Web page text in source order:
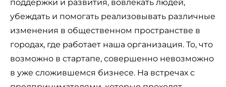
поддержки и развития, вовлекать людей,
убеждать и помогать реализовывать различные
изменения в общественном пространстве в
городах, где работает наша организация. То, что
возможно в стартапе, совершенно невозможно
в уже сложившемся бизнесе. На встречах с